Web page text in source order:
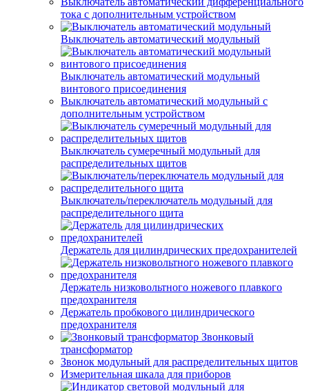
тока с дополнительным устройством
Выключатель автоматический модульный
Выключатель автоматический модульный
винтового присоединения
Выключатель автоматический модульный с
дополнительным устройством
Выключатель сумеречный модульный для
распределительных щитов
Выключатель/переключатель модульный для
распределительного щита
Держатель для цилиндрических предохранителей
Держатель низковольтного ножевого плавкого
предохранителя
Держатель пробкового цилиндрического
предохранителя
Звонковый
трансформатор
Звонок модульный для распределительных щитов
Измерительная шкала для приборов